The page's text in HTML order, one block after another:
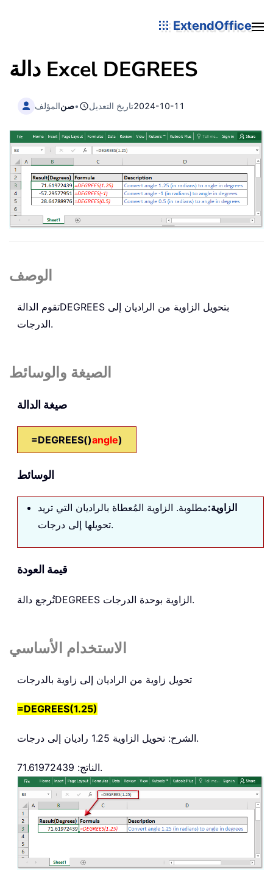
ExtendOffice
دالة Excel DEGREES
المؤلفصن• تاريخ التعديل2024-10-11
الوصف
تقوم الدالةDEGREES
الدرجات.
الصيغة والوسائط
صيغة الدالة
=DEGREES()angle)
الوسائط
الزاوية:مطلوبة. الزاوية المُعطاة بالراديان التي تريد
تحويلها إلى درجات.
قيمة العودة
تُرجع دالةDEGREES الزاوية بوحدة الدرجات.
الاستخدام الأساسي
تحويل زاوية من الراديان إلى زاوية بالدرجات
=DEGREES(1.25)
الشرح: تحويل الزاوية 1.25 راديان إلى درجات.
الناتج: 71.61972439.